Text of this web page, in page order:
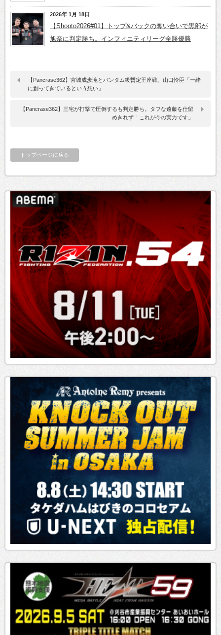
2026年 1月 18日
【Shooto2026#01】トップ&バックの奪い合いで黒部が
旭奈に判定勝ち。インフィニティリーグ全勝優勝
【Pancrase362】宮城成歩滝とバンタム級暫定王座戦、山口怜臣「一緒
に創ってきているという想い」
【Pancrase362】三宅が打撃で圧倒するも判定勝ち。タフな遠藤を仕留
めきれず「これが今の実力です」
トップページに戻る